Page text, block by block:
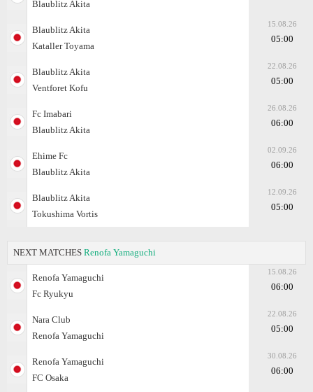
Blaublitz Akita
Blaublitz Akita
Kataller Toyama
15.08.26
05:00
Blaublitz Akita
Ventforet Kofu
22.08.26
05:00
Fc Imabari
Blaublitz Akita
26.08.26
06:00
Ehime Fc
Blaublitz Akita
02.09.26
06:00
Blaublitz Akita
Tokushima Vortis
12.09.26
05:00
NEXT MATCHES Renofa Yamaguchi
Renofa Yamaguchi
Fc Ryukyu
15.08.26
06:00
Nara Club
Renofa Yamaguchi
22.08.26
05:00
Renofa Yamaguchi
FC Osaka
30.08.26
06:00